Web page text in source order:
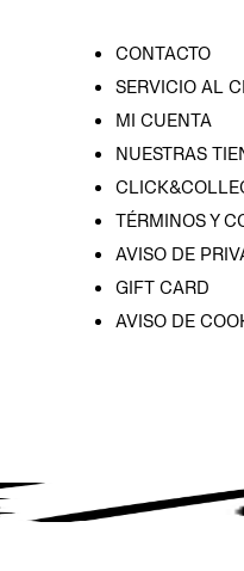
CONTACTO
SERVICIO AL
MI CUENTA
NUESTRAS
TÉRMINOS Y
AVISO DE
GIFT CARD
AVISO DE